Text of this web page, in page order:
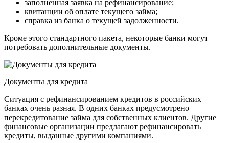
заполненная заявка на рефинансирование;
квитанции об оплате текущего займа;
справка из банка о текущей задолженности.
Кроме этого стандартного пакета, некоторые банки могут
потребовать дополнительные документы.
Документы для кредита
Ситуация с рефинансированием кредитов в российских
банках очень разная. В одних банках предусмотрено
перекредитование займа для собственных клиентов. Другие
финансовые организации предлагают рефинансировать
кредиты, выданные другими компаниями.